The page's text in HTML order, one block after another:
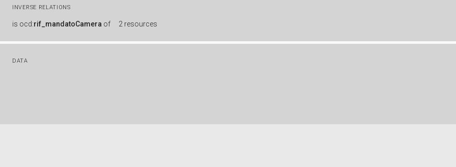
INVERSE RELATIONS
is ocd:rif_mandatoCamera of 2 resources
DATA